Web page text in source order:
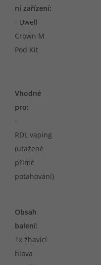
ní zařízení:
- Uwell
Crown M
Pod Kit
Vhodné
pro:
-
RDL vaping
(utažené
přímé
potahování)
Obsah
balení:
1x žhavící
hlava